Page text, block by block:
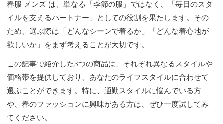
春服 メンズ は、単なる「季節の服」ではなく、「毎日のスタ
イルを支えるパートナー」としての役割を果たします。その
ため、選ぶ際は「どんなシーンで着るか」「どんな着心地が
欲しいか」をまず考えることが大切です。
この記事で紹介した3つの商品は、それぞれ異なるスタイルや
価格帯を提供しており、あなたのライフスタイルに合わせて
選ぶことができます。特に、通勤スタイルに悩んでいる方
や、春のファッションに興味がある方は、ぜひ一度試してみ
てください。